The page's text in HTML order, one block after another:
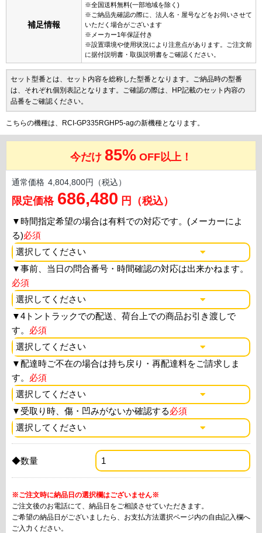
補足情報
※全国送料無料(一部地域を除く)
※ご納品先確認の際に、法人名・屋号などをお伺いさせて
いただく場合がございます
※メーカー1年保証付き
※設置環境や使用状況により注意点があります。ご注文前
に据付説明書・取扱説明書をご確認ください。
セット型番とは、セット内容を総称した型番となります。ご納品時の型番
は、それぞれ個別表記となります。ご確認の際は、HP記載のセット内容の
品番をご確認ください。
こちらの機種は、RCI-GP335RGHP5-agの新機種となります。
今だけ 85% OFF以上！
通常価格 4,804,800円（税込）
限定価格 686,480 円（税込）
▼時間指定希望の場合は有料での対応です。(メーカーによ
る)必須
▼事前、当日の問合番号・時間確認の対応は出来かねます。
必須
▼4トントラックでの配送、荷台上での商品お引き渡しで
す。 必須
▼配達時ご不在の場合は持ち戻り・再配達料をご請求しま
す。 必須
▼ 受取り時、傷・凹みがないか確認する必須
◆数量
※ご注文時に納品日の選択欄はございません※
ご注文後のお電話にて、納品日をご相談させていただきます。
ご希望の納品日がございましたら、お支払方法選択ページ内の自由記入欄へ
ご入力ください。